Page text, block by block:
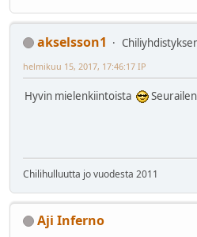
akselsson1
helmikuu 15, 2017, 17:46:17 IP
Hyvin mielenkiintoista
Chilihulluutta jo vuodesta 2011
Aji Inferno